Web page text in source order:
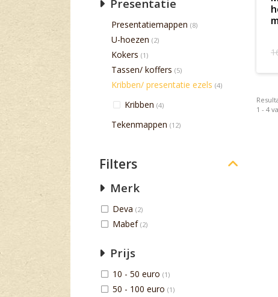
Presentatie
Presentatiemappen (8)
U-hoezen (2)
Kokers (1)
Tassen/ koffers (5)
Kribben/ presentatie ezels (4)
Kribben (4)
Tekenmappen (12)
Filters
Merk
Deva (2)
Mabef (2)
Prijs
10 - 50 euro (1)
50 - 100 euro (1)
1 - 4